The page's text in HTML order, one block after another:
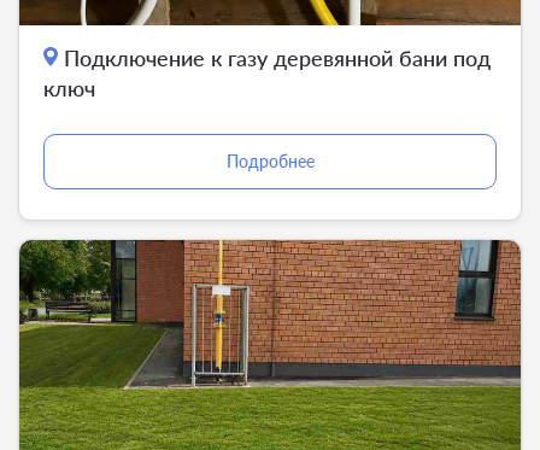
Подключение к газу деревянной бани под
ключ
Подробнее